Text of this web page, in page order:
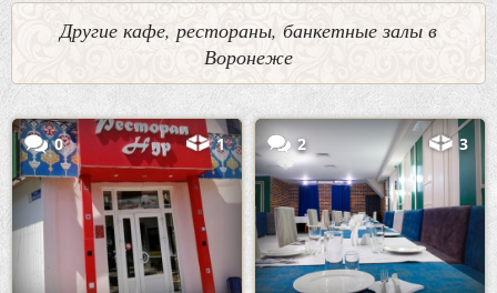
Другие кафе, рестораны, банкетные залы в
Воронеже
0 1 2 3